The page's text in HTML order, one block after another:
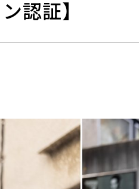
認証】